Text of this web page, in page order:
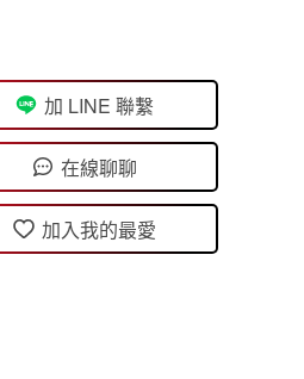
加 LINE 聯繫
在線聊聊
加入我的最愛